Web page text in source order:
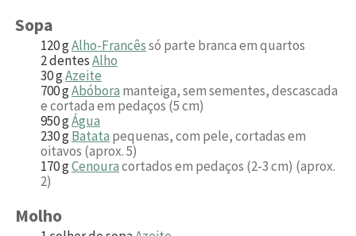
Sopa
120gAlho-Francêssó parte branca em quartos
2dentesAlho
30gAzeite
700gAbóbora manteiga, sem sementes, descascada
e cortada em pedaços (5 cm)
950gÁgua
230gBatata pequenas, com pele, cortadas em
oitavos (aprox. 5)
170gCenouracortados em pedaços (2-3 cm) (aprox.
2)
Molho